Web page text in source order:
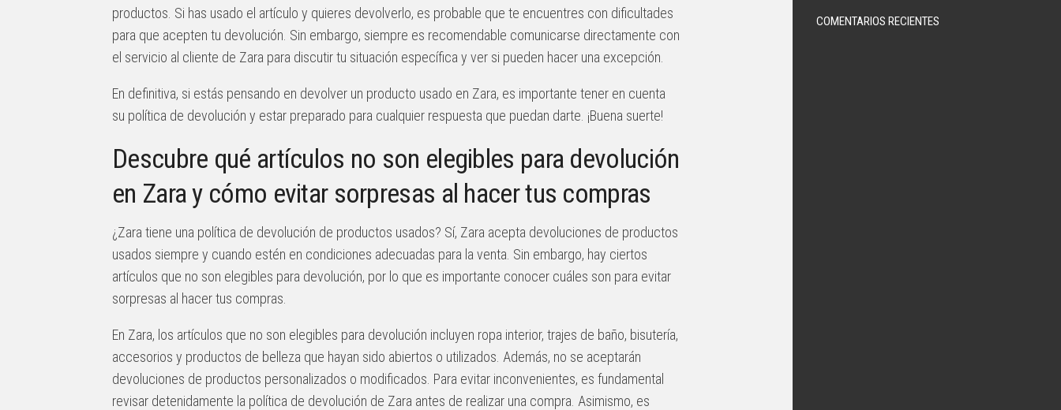
productos. Si has usado el artículo y quieres devolverlo, es probable que te encuentres con dificultades
para que acepten tu devolución. Sin embargo, siempre es recomendable comunicarse directamente con
el servicio al cliente de Zara para discutir tu situación específica y ver si pueden hacer una excepción.
En definitiva, si estás pensando en devolver un producto usado en Zara, es importante tener en cuenta
su política de devolución y estar preparado para cualquier respuesta que puedan darte. ¡Buena suerte!
Descubre qué artículos no son elegibles para devolución
en Zara y cómo evitar sorpresas al hacer tus compras
¿Zara tiene una política de devolución de productos usados? Sí, Zara acepta devoluciones de productos
usados siempre y cuando estén en condiciones adecuadas para la venta. Sin embargo, hay ciertos
artículos que no son elegibles para devolución, por lo que es importante conocer cuáles son para evitar
sorpresas al hacer tus compras.
En Zara, los artículos que no son elegibles para devolución incluyen ropa interior, trajes de baño, bisutería,
accesorios y productos de belleza que hayan sido abiertos o utilizados. Además, no se aceptarán
devoluciones de productos personalizados o modificados. Para evitar inconvenientes, es fundamental
revisar detenidamente la política de devolución de Zara antes de realizar una compra. Asimismo, es
COMENTARIOS RECIENTES